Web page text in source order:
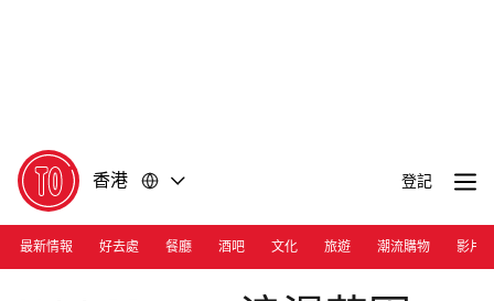
香港 登記
最新情報 好去處 餐廳 酒吧 文化 旅遊 潮流購物 影片
K11 Musea